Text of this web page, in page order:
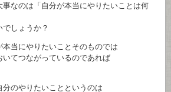
なのは「自分が本当にやりたいことは何
しょうか？
当にやりたいことそのものでは
てつながっているのであれば
のやりたいことというのは